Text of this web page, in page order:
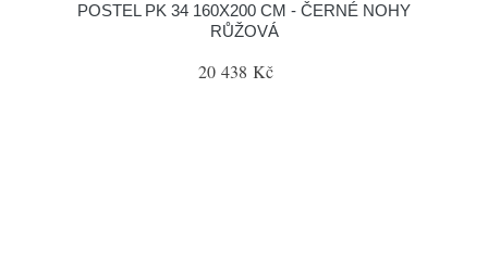
POSTEL PK 34 160X200 CM - ČERNÉ NOHY
RŮŽOVÁ
20 438 Kč